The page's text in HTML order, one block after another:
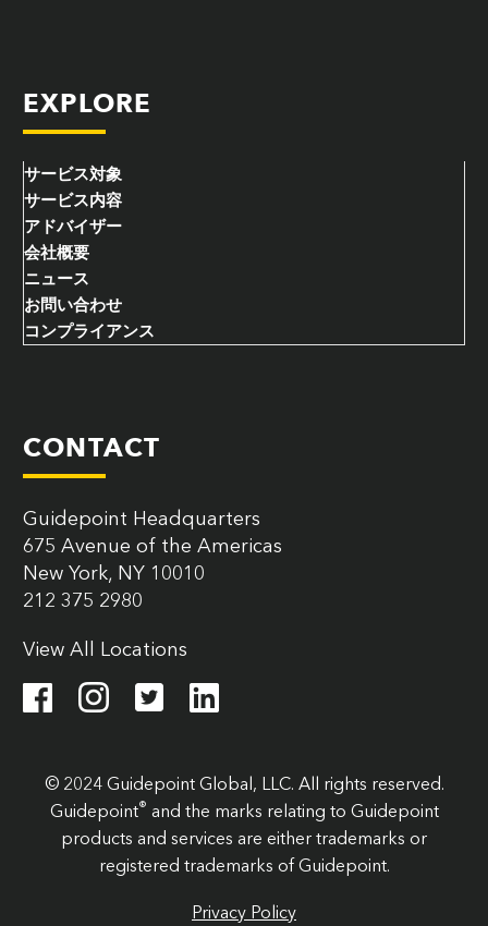
EXPLORE
サービス対象
サービス内容
アドバイザー
会社概要
ニュース
お問い合わせ
コンプライアンス
CONTACT
Guidepoint Headquarters
675 Avenue of the Americas
New York, NY 10010
212 375 2980
View All Locations
© 2024 Guidepoint Global, LLC. All rights reserved.
Guidepoint® and the marks relating to Guidepoint
products and services are either trademarks or
registered trademarks of Guidepoint.
Privacy Policy